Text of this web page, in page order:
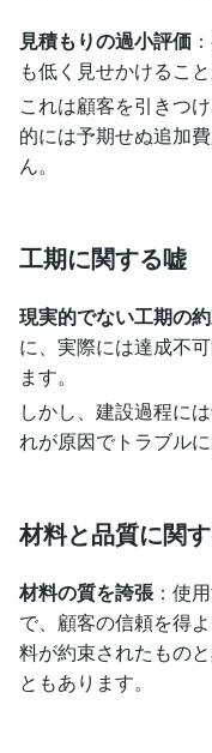
見積もりの過小評価
も低く見せかけること
これは顧客を引きつ
的には予期せぬ追加
ん。
工期に関する嘘
現実的でない工期の
に、実際には達成不
ます。
しかし、建設過程に
れが原因でトラブル
材料と品質に関
材料の質を誇張：使
で、顧客の信頼を得
料が約束されたもの
ともあります。